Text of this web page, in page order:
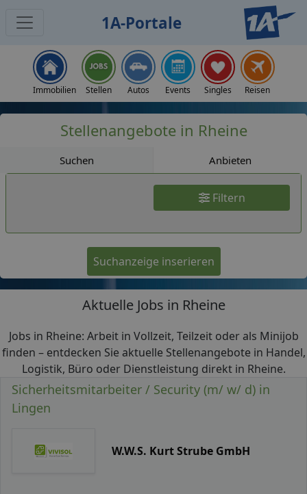
1A-Portale
Immobilien Stellen Autos Events Singles Reisen
Stellenangebote in Rheine
Suchen Anbieten
Filtern
Suchanzeige inserieren
Aktuelle Jobs in Rheine
Jobs in Rheine: Arbeit in Vollzeit, Teilzeit oder als Minijob
finden – entdecken Sie aktuelle Stellenangebote in Handel,
Logistik, Büro oder Dienstleistung direkt in Rheine.
Sicherheitsmitarbeiter / Security (m/ w/ d) in
Lingen
W.W.S. Kurt Strube GmbH